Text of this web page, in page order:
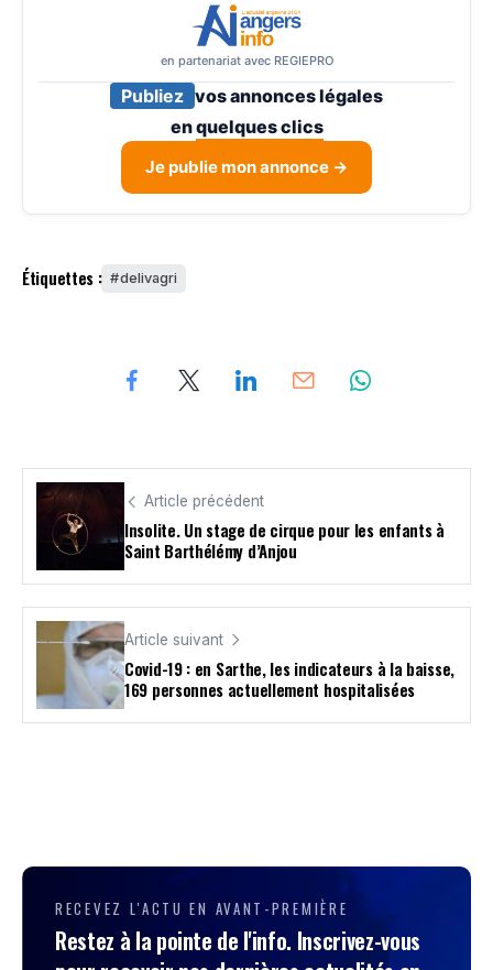
en partenariat avec REGIEPRO
Publiez vos annonces légales
enquelques clics
Je publie mon annonce →
Étiquettes : delivagri
Article précédent
Insolite. Un stage de cirque pour les enfants à
Saint Barthélémy d’Anjou
Article suivant
Covid-19 : en Sarthe, les indicateurs à la baisse,
169 personnes actuellement hospitalisées
RECEVEZ L'ACTU EN AVANT-PREMIÈRE
Restez à la pointe de l'info. Inscrivez-vous